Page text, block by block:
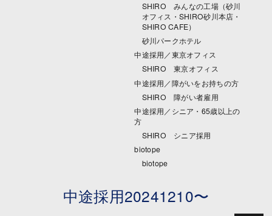
SHIRO みんなの工場（砂川
オフィス・SHIRO砂川本店・
SHIRO CAFE）
砂川パークホテル
中途採用／東京オフィス
SHIRO 東京オフィス
中途採用／障がいをお持ちの方
SHIRO 障がい者雇用
中途採用／シニア・65歳以上の
方
SHIRO シニア採用
biotope
biotope
中途採用20241210〜